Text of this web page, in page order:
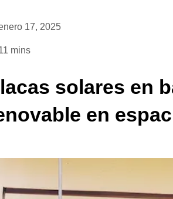
17, 2025
mins
solares en
en